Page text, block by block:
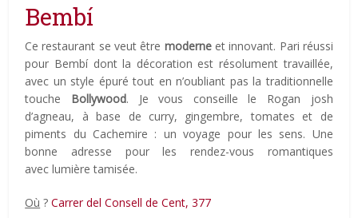
Bembí
Ce restaurant se veut être moderneet innovant. Pari réussi
pour Bembí dont la décoration est résolument travaillée,
avec un style épuré tout en n’oubliant pas la traditionnelle
touche Bollywood. Je vous conseille le Rogan josh
d’agneau, à base de curry, gingembre, tomates et de
piments du Cachemire : un voyage pour les sens. Une
bonne adresse pour les rendez-vous romantiques
avec lumière tamisée.
Où ?Carrer del Consell de Cent, 377